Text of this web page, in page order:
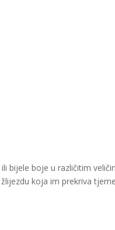
bijele boje u različitim
koja im prekriva